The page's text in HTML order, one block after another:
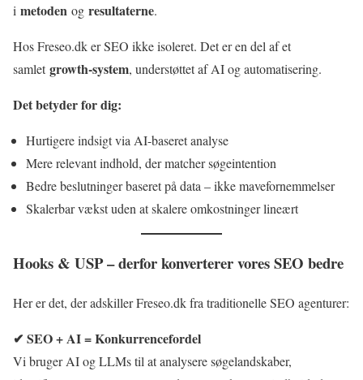
i metoden og resultaterne.
Hos Freseo.dk er SEO ikke isoleret. Det er en del af et
samletgrowth-system, understøttet af AI og automatisering.
Det betyder for dig:
Hurtigere indsigt via AI-baseret analyse
Mere relevant indhold, der matcher søgeintention
Bedre beslutninger baseret på data – ikke mavefornemmelser
Skalerbar vækst uden at skalere omkostninger lineært
Hooks & USP – derfor konverterer vores SEO bedre
Her er det, der adskiller Freseo.dk fra traditionelle SEO agenturer:
✔ SEO + AI = Konkurrencefordel
Vi bruger AI og LLMs til at analysere søgelandskaber,